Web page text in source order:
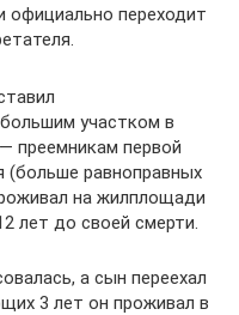
официально переходит
участком в
преемникам первой
(больше равноправных
на жилплощади
лет до своей смерти.
а сын переехал
3 лет он проживал в